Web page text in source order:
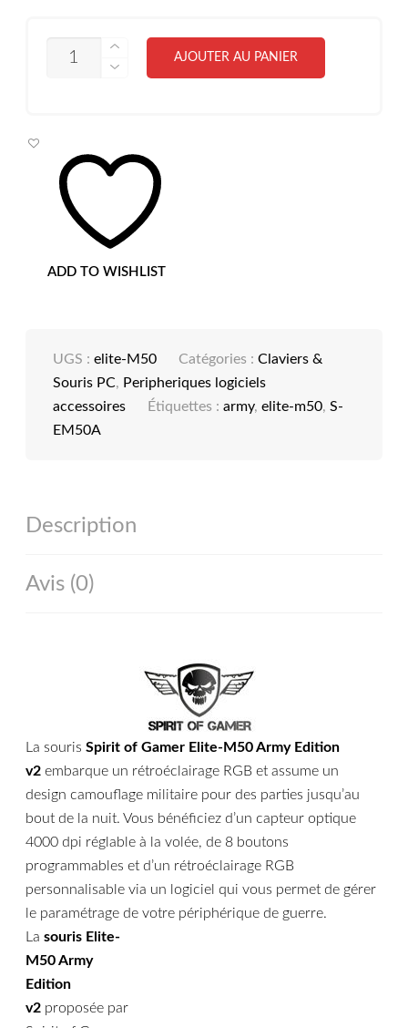
QUANTITÉ
M50
ARMY
EDITION
EM50A
AJOUTER AU PANIER
ADD TO WISHLIST
UGS :elite-M50 Catégories :Claviers &
Souris PC, Peripheriques logiciels
accessoires
Étiquettes :army,elite-m50,S-
EM50A
Description
Avis (0)
La sourisSpirit of Gamer Elite-M50 Army Edition
v2 embarque un rétroéclairage RGB et assume un
design camouflage militaire pour des parties jusqu’au
bout de la nuit. Vous bénéficiez d’un capteur optique
4000 dpi réglable à la volée, de 8 boutons
programmables et d’un rétroéclairage RGB
personnalisable via un logiciel qui vous permet de gérer
le paramétrage de votre périphérique de guerre.
Lasouris Elite-
M50 Army
Edition
v2 proposée par